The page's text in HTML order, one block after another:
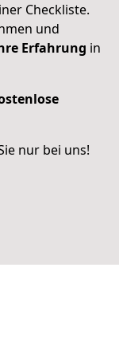
Checkliste.
und
Erfahrung in
nur bei uns!